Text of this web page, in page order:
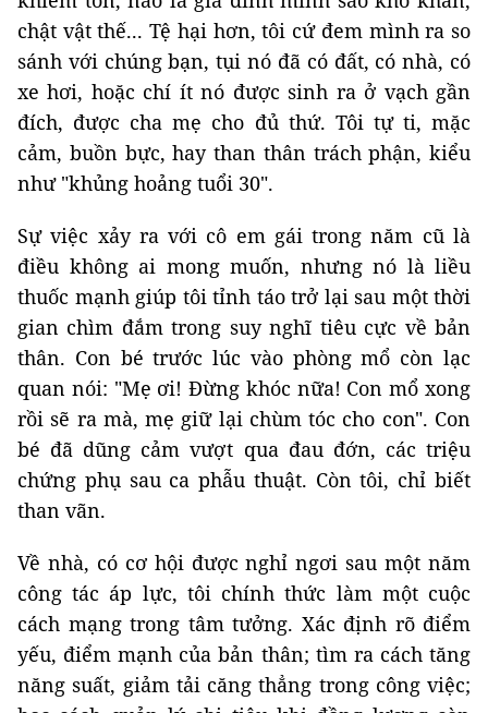
chật vật thế... Tệ hại hơn, tôi cứ đem mình ra so
sánh với chúng bạn, tụi nó đã có đất, có nhà, có
xe hơi, hoặc chí ít nó được sinh ra ở vạch gần
đích, được cha mẹ cho đủ thứ. Tôi tự ti, mặc
cảm, buồn bực, hay than thân trách phận, kiểu
như "khủng hoảng tuổi 30".
Sự việc xảy ra với cô em gái trong năm cũ là
điều không ai mong muốn, nhưng nó là liều
thuốc mạnh giúp tôi tỉnh táo trở lại sau một thời
gian chìm đắm trong suy nghĩ tiêu cực về bản
thân. Con bé trước lúc vào phòng mổ còn lạc
quan nói: "Mẹ ơi! Đừng khóc nữa! Con mổ xong
rồi sẽ ra mà, mẹ giữ lại chùm tóc cho con". Con
bé đã dũng cảm vượt qua đau đớn, các triệu
chứng phụ sau ca phẫu thuật. Còn tôi, chỉ biết
than vãn.
Về nhà, có cơ hội được nghỉ ngơi sau một năm
công tác áp lực, tôi chính thức làm một cuộc
cách mạng trong tâm tưởng. Xác định rõ điểm
yếu, điểm mạnh của bản thân; tìm ra cách tăng
năng suất, giảm tải căng thẳng trong công việc;